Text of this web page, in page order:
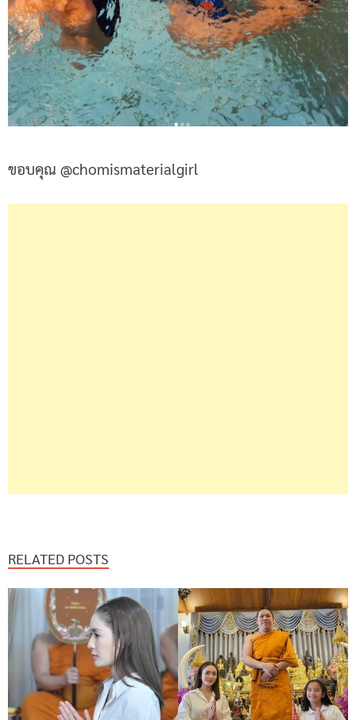
ขอบคุณ @chomismaterialgirl
RELATED POSTS